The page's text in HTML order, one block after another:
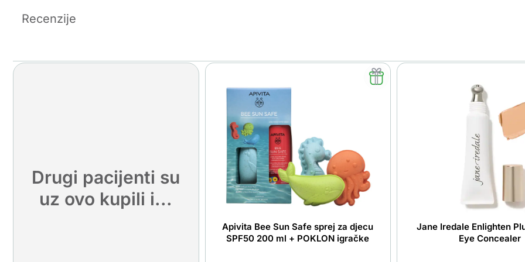
Recenzije
Drugi pacijenti su
uz ovo kupili i...
Apivita Bee Sun Safe sprej za djecu
SPF50 200 ml + POKLON igračke
Jane Iredale Enlighten
Eye Concealer